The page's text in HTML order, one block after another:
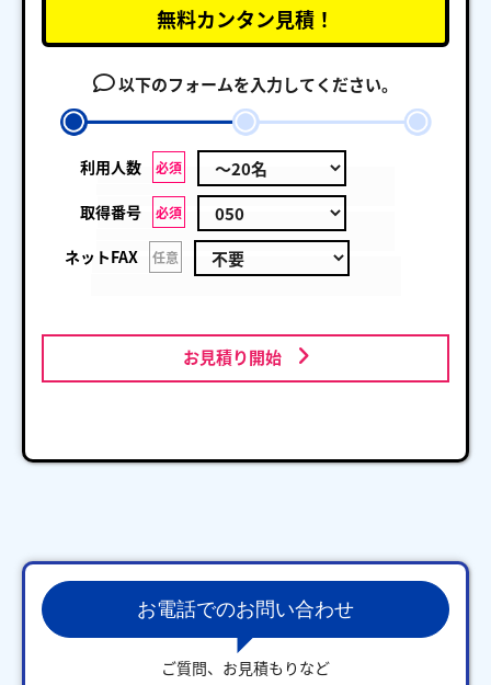
無料カンタン見積！
以下のフォームを入力してください。
利用人数 必須
取得番号 必須
ネットFAX 任意
お見積り開始
お電話でのお問い合わせ
ご質問、お見積もりなど